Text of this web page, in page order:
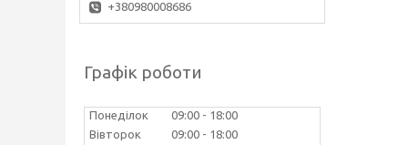
+380980008686
Графік роботи
Понеділок 09:00
18:00
Вівторок
09:00
18:00